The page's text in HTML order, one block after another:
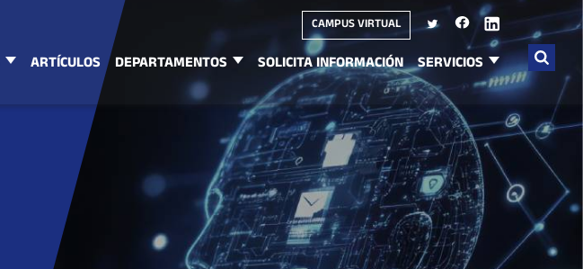
CAMPUS VIRTUAL
ARTÍCULOS DEPARTAMENTOS SOLICITA INFORMACIÓN SERVICIOS
Buscar
por: